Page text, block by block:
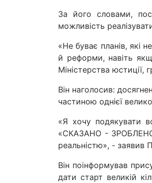
За його словами,
можливість
«Не буває планів, які
й реформи, навіть
Міністерства юстиції,
Він наголосив:
частиною однієї
«Я хочу подякувати
«СКАЗАНО -
реальністю», - заявив
Він поінформував
дати старт великій